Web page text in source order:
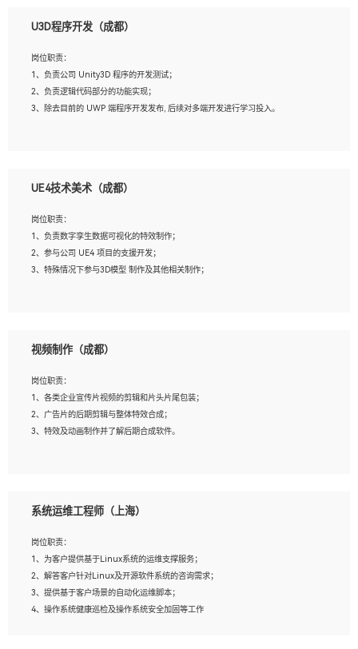
U3D程序开发（成都）
岗位职责：
1、负责公司 Unity3D 程序的开发测试；
2、负责逻辑代码部分的功能实现；
3、除去目前的 UWP 端程序开发发布, 后续对多端开发进行学习投入。
2、熟练掌握 Unity3D 程序开发，精通 C# 语言开发；
4、有良好的沟通能力和团队合作意识；
5、开发过 HoloLens 程序者优先。
UE4技术美术（成都）
岗位职责：
1、负责数字孪生数据可视化的特效制作；
2、参与公司 UE4 项目的支援开发；
3、特殊情况下参与3D模型 制作及其他相关制作；
上；
3、想象力丰富, 有一定的艺术审美深度；
4、有良好的场景特效搭建功底；
5、熟悉 3Ds Max 或者 Maya；
6、有良好的沟通能力和团队合作意识；
视频制作（成都）
岗位职责：
1、各类企业宣传片视频的剪辑和片头片尾包装；
2、广告片的后期剪辑与整体特效合成；
3、特效及动画制作并了解后期合成软件。
2、熟练使用After Effect、Photo Shop、熟练掌握视频剪辑和特效包装软件；
4、在剪辑上会思考，有一定编导思维；
5、踏实， 勤奋，愿意在工作中不断学习，提高自我；
6、能与同事友好相处。
系统运维工程师（上海）
岗位职责：
1、为客户提供基于Linux系统的运维支撑服务；
2、解答客户针对Linux及开源软件系统的咨询需求；
3、提供基于客户场景的自动化运维脚本；
4、操作系统健康巡检及操作系统安全加固等工作